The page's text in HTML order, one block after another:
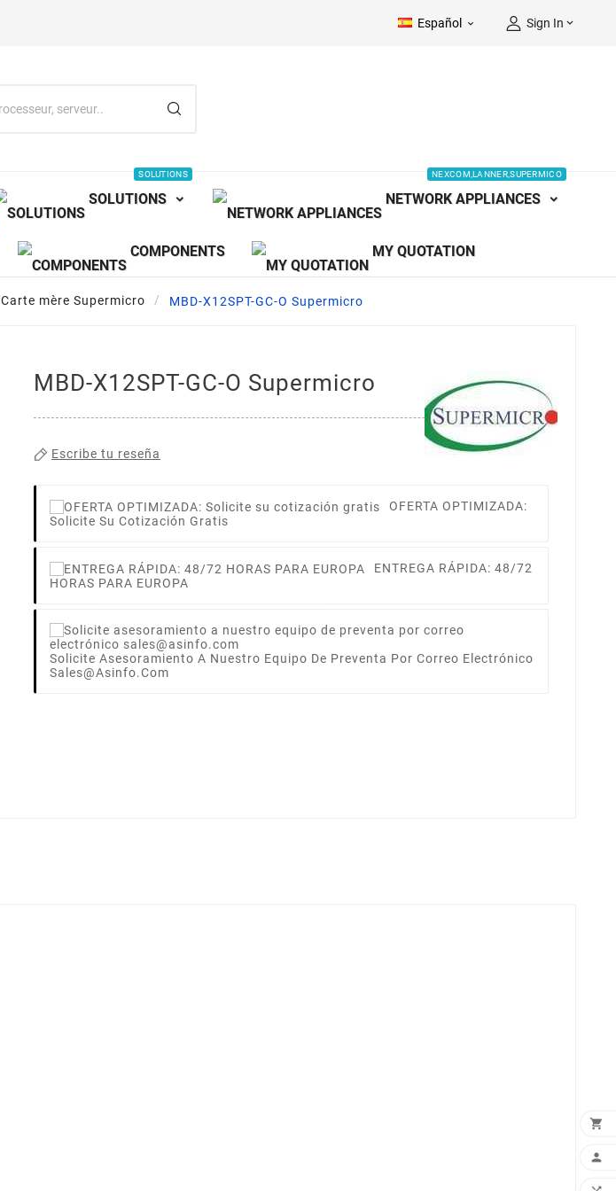
Español  Sign In 
SOLUTIONS
SOLUTIONS
NETWORK APPLIANCES
NEXCOM,LANNER,SUPERMICO
COMPONENTS MY QUOTATION
Carte mère Supermicro MBD-X12SPT-GC-O Supermicro
MBD-X12SPT-GC-O Supermicro
Escribe tu reseña
OFERTA OPTIMIZADA:
Solicite Su Cotización Gratis
ENTREGA RÁPIDA: 48/72
HORAS PARA EUROPA
Solicite Asesoramiento A Nuestro Equipo De Preventa Por Correo Electrónico
Sales@asinfo.com

